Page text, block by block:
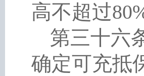
高不超过
第三十六
确定可充抵